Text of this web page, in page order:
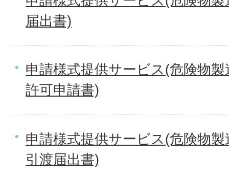
届出書)
申請様式提供サービス(危険物
許可申請書)
申請様式提供サービス(危険物
引渡届出書)